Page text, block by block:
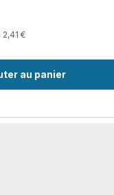
au panier
€